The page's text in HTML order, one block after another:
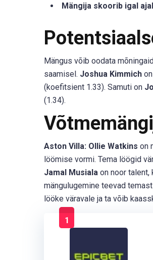
Mängija skoorib igal
Mängus võib oodata
saamisel. Joshua Kimmich
(koefitsient 1.33). Samuti on
(1.34).
Aston Villa: Ollie Watkins on
löömise vormi. Tema löögid
Jamal Musiala on noor talent,
mängulugemine teevad
lööke väravale ja ta võib
1